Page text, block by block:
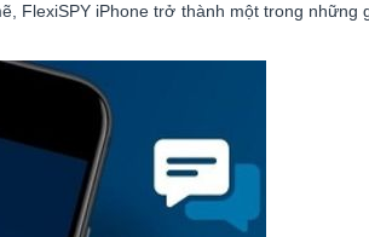
FlexiSPY iPhone trở thành một trong những